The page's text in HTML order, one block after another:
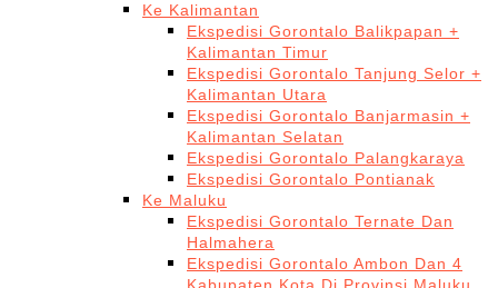
Ke Kalimantan
Ekspedisi Gorontalo Balikpapan +
Kalimantan Timur
Ekspedisi Gorontalo Tanjung Selor +
Kalimantan Utara
Ekspedisi Gorontalo Banjarmasin +
Kalimantan Selatan
Ekspedisi Gorontalo Palangkaraya
Ekspedisi Gorontalo Pontianak
Ke Maluku
Ekspedisi Gorontalo Ternate Dan
Halmahera
Ekspedisi Gorontalo Ambon Dan 4